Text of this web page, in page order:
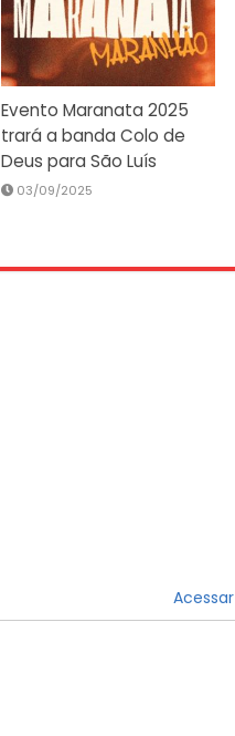
Evento Maranata 2025
trará a banda Colo de
Deus para São Luís
03/09/2025
Acessar